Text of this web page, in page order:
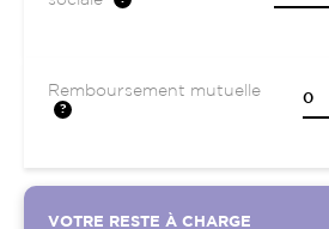
Remboursement mutuelle
VOTRE RESTE À CHARGE